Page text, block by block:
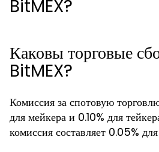
BitMEX?
Каковы торговые
BitMEX?
Комиссия за спотовую
для мейкера и 0.10% для
комиссия составляет 0.05%